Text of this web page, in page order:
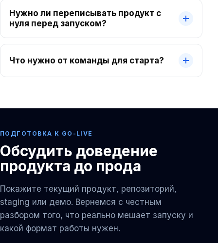
Нужно ли переписывать продукт с
нуля перед запуском?
Что нужно от команды для старта?
ПОДГОТОВКА К GO-LIVE
Обсудить доведение
продукта до прода
Покажите текущий продукт, репозиторий,
staging или демо. Вернемся с честным
разбором того, что реально мешает запуску и
какой формат работы нужен.